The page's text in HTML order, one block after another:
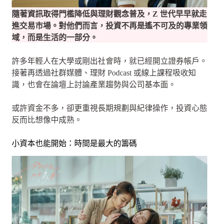
隨著資訊取得門檻降低與理財觀念普及，Z 世代早早就走
進交易市場。對他們而言，投資不再是遙不可及的專業領
域，而是生活的一部分。
許多年輕人在大學或剛出社會時，就已經開立證券帳戶。
接著再透過社群媒體、理財 Podcast 或線上課程吸收知
識，也會在論壇上討論產業趨勢與公司基本面。
或許資金不多，卻更重視長期規劃與紀律操作，投資心態
反而比想像中成熟。
小資本也能開始：時間是最大的籌碼